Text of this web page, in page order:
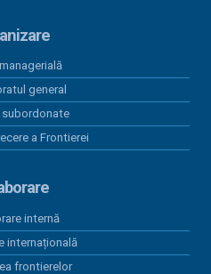
general
a Frontierei
internă
internațională
frontierelor